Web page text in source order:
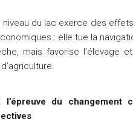
niveau du lac exerce des
: elle tue la
mais favorise l’élevage
du changement